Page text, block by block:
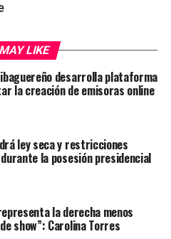
LIKE
desarrolla plataforma
la creación de emisoras online
ley seca y restricciones
la posesión presidencial
la derecha menos
show”: Carolina Torres